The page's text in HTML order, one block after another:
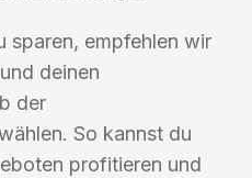
sparen, empfehlen wir
deinen
der
So kannst du
profitieren und